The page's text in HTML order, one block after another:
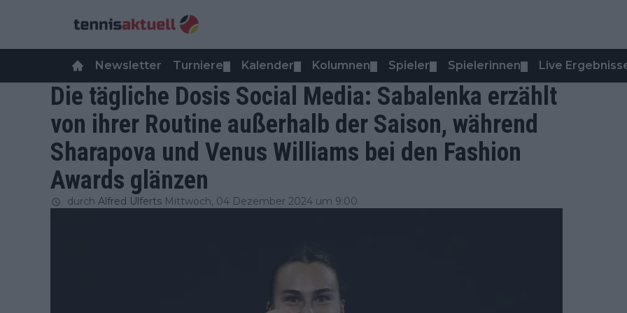
Newsletter Turniere Kalender Kolumnen Spieler Spielerinnen Live
Die tägliche Dosis Social Media: Sabalenka erzählt
von ihrer Routine außerhalb der Saison, während
Sharapova und Venus Williams bei den Fashion
Awards glänzen
durch Alfred Ulferts Mittwoch, 04 Dezember 2024 um 9:00